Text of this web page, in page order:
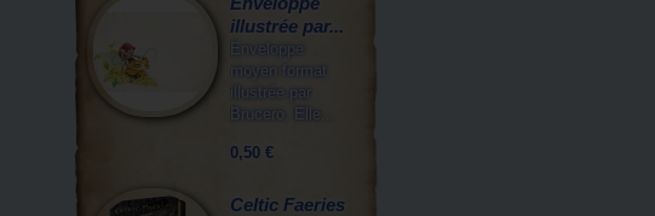
illustrée par...
Enveloppe
moyen format
illustrée par
Brucero. Elle...
0,50 €
Celtic Faeries